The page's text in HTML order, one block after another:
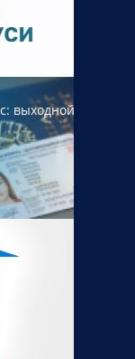
выходной